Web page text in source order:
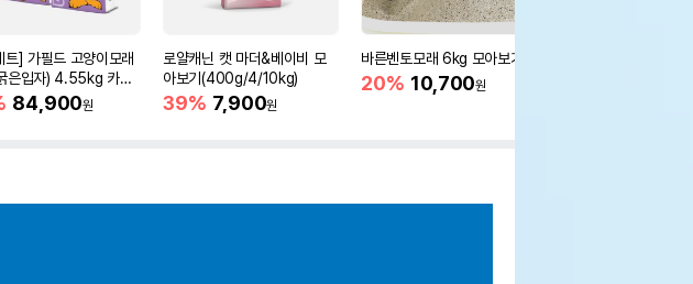
트] 가필드 고양이모래
은입자) 4.55kg 카사
84,900원
로얄캐닌 캣 마더&베이비 모
아보기(400g/4/10kg)
39% 7,900원
바른벤토모래 6kg 모아보기
20% 10,700원